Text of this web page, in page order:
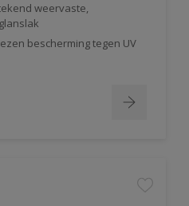
weervaste,
bescherming tegen UV